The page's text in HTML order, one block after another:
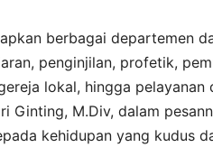
berbagai departemen
penginjilan, profetik,
lokal, hingga pelayanan
Ginting, M.Div, dalam
kehidupan yang kudus